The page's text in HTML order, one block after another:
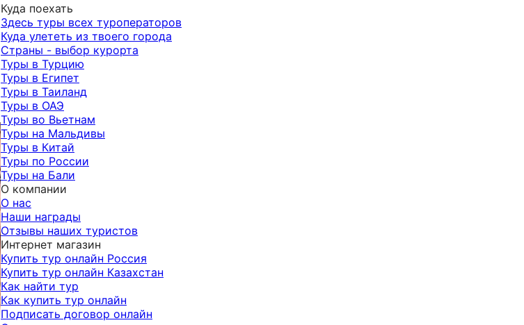
Куда поехать
Здесь туры всех туроператоров
Куда улететь из твоего города
Страны - выбор курорта
Туры в Турцию
Туры в Египет
Туры в Таиланд
Туры в ОАЭ
Туры во Вьетнам
Туры на Мальдивы
Туры в Китай
Туры по России
Туры на Бали
О компании
О нас
Наши награды
Отзывы наших туристов
Интернет магазин
Купить тур онлайн Россия
Купить тур онлайн Казахстан
Как найти тур
Как купить тур онлайн
Подписать договор онлайн